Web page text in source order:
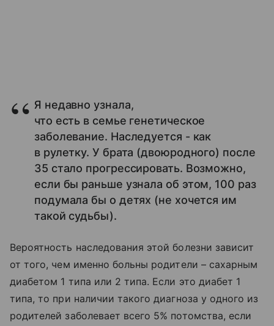
Я недавно узнала,
что есть в семье генетическое
заболевание. Наследуется - как
в рулетку. У брата (двоюродного) после
35 стало прогрессировать. Возможно,
если бы раньше узнала об этом, 100 раз
подумала бы о детях (не хочется им
такой судьбы).
Вероятность наследования этой болезни зависит
от того, чем именно больны родители – сахарным
диабетом 1 типа или 2 типа. Если это диабет 1
типа, то при наличии такого диагноза у одного из
родителей заболевает всего 5% потомства, если